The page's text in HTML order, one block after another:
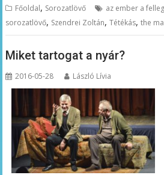
Főoldal, Sorozatlövő az ember a
sorozatlövő, Szendrei Zoltán,Tétékás,the
Miket tartogat a nyár?
2016-05-28 László Lívia